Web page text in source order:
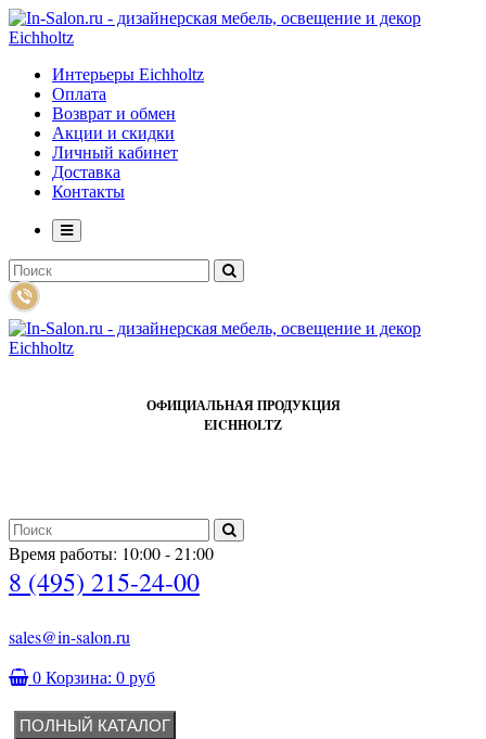
Интерьеры Eichholtz
Оплата
Возврат и обмен
Акции и скидки
Личный кабинет
Доставка
Контакты
ОФИЦИАЛЬНАЯ ПРОДУКЦИЯ
EICHHOLTZ
Время работы: 10:00 - 21:00
8 (495) 215-24-00
sales@in-salon.ru
0 Корзина: 0 руб
ПОЛНЫЙ КАТАЛОГ